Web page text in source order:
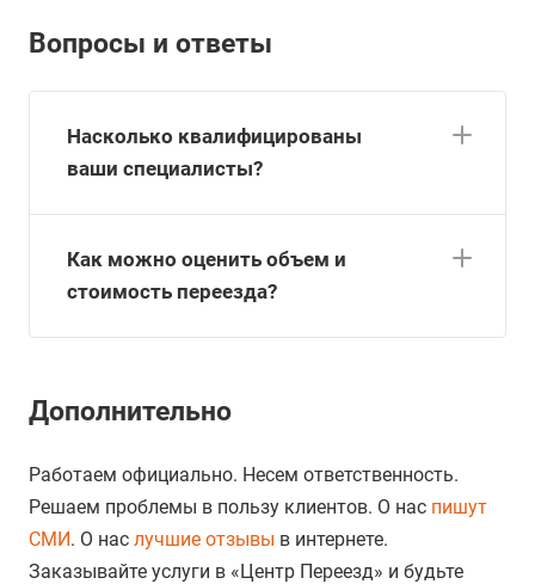
Вопросы и ответы
Насколько квалифицированы
ваши специалисты?
Как можно оценить объем и
стоимость переезда?
Дополнительно
Работаем официально. Несем ответственность.
Решаем проблемы в пользу клиентов. О нас пишут
СМИ. О нас лучшие отзывы в интернете.
Заказывайте услуги в «Центр Переезд» и будьте